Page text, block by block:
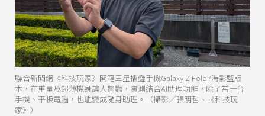
聯合新聞網《科技玩家》開箱三星摺疊手機Galaxy Z Fold7海影藍版
本，在重量及超薄機身讓人驚豔，實測結合AI助理功能，除了當一台
手機、平板電腦，也能變成隨身助理。（攝影／張明哲、《科技玩
家》）